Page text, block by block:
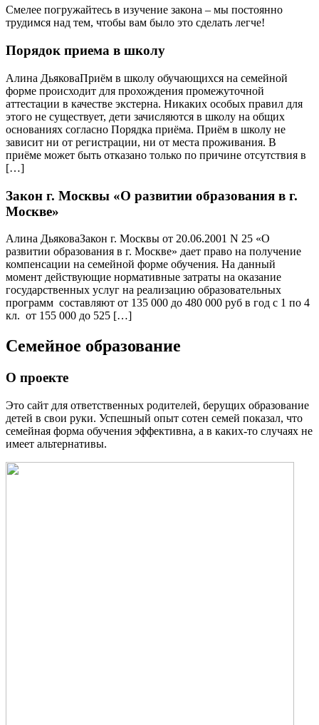
Смелее погружайтесь в изучение закона – мы постоянно
трудимся над тем, чтобы вам было это сделать легче!
Порядок приема в школу
Алина ДьяковаПриём в школу обучающихся на семейной
форме происходит для прохождения промежуточной
аттестации в качестве экстерна. Никаких особых правил для
этого не существует, дети зачисляются в школу на общих
основаниях согласно Порядка приёма. Приём в школу не
зависит ни от регистрации, ни от места проживания. В
приёме может быть отказано только по причине отсутствия в
[…]
Закон г. Москвы «О развитии образования в г.
Москве»
Алина ДьяковаЗакон г. Москвы от 20.06.2001 N 25 «О
развитии образования в г. Москве» дает право на получение
компенсации на семейной форме обучения. На данный
момент действующие нормативные затраты на оказание
государственных услуг на реализацию образовательных
программ составляют от 135 000 до 480 000 руб в год с 1 по 4
кл. от 155 000 до 525 […]
Семейное образование
О проекте
Это сайт для ответственных родителей, берущих образование
детей в свои руки. Успешный опыт сотен семей показал, что
семейная форма обучения эффективна, а в каких-то случаях не
имеет альтернативы.